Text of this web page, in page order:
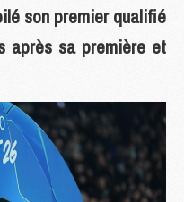
son premier qualifié
après sa première et